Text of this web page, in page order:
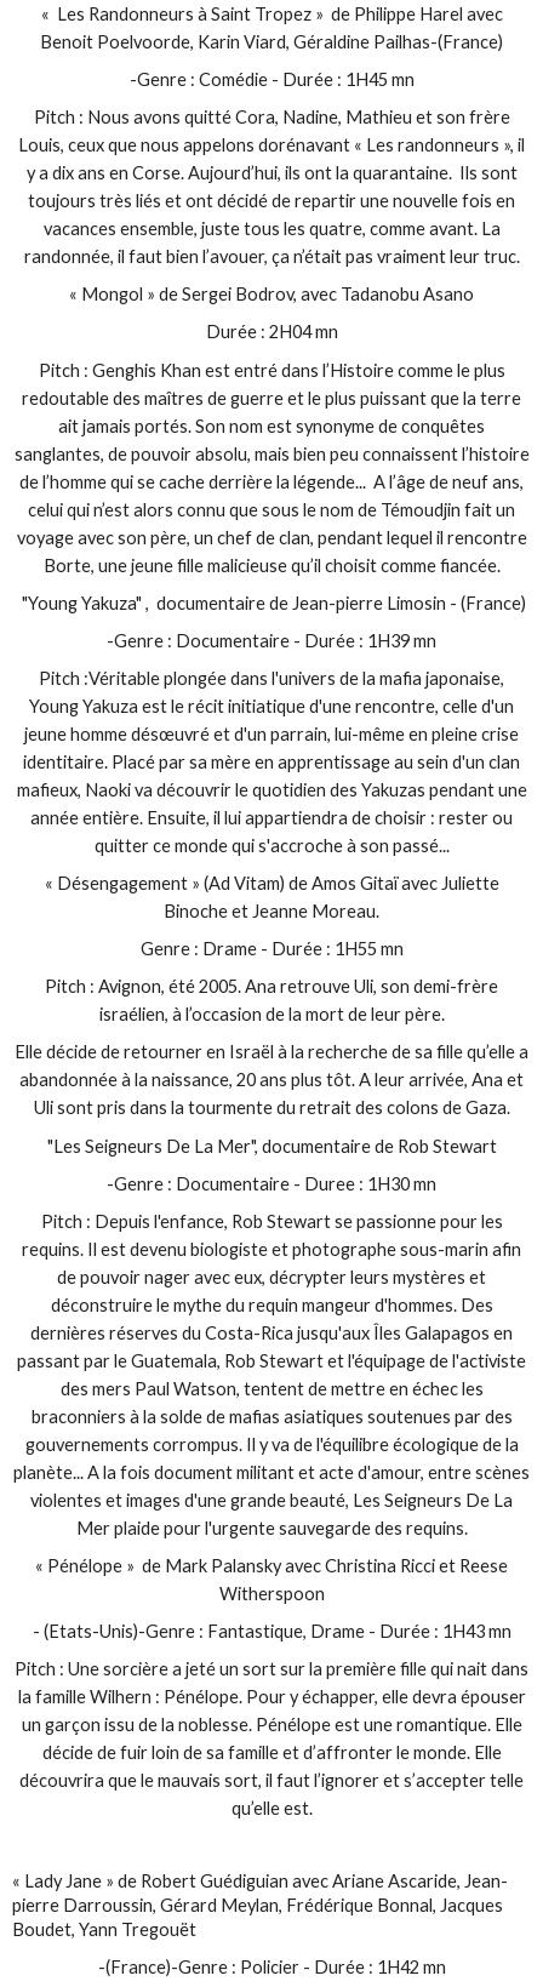
« Les Randonneurs à Saint Tropez » de Philippe Harel avec
Benoit Poelvoorde, Karin Viard, Géraldine Pailhas-(France)
-Genre : Comédie - Durée : 1H45 mn
Pitch : Nous avons quitté Cora, Nadine, Mathieu et son frère
Louis, ceux que nous appelons dorénavant « Les randonneurs », il
y a dix ans en Corse. Aujourd’hui, ils ont la quarantaine. Ils sont
toujours très liés et ont décidé de repartir une nouvelle fois en
vacances ensemble, juste tous les quatre, comme avant. La
randonnée, il faut bien l’avouer, ça n’était pas vraiment leur truc.
« Mongol » de Sergei Bodrov, avec Tadanobu Asano
Durée : 2H04 mn
Pitch : Genghis Khan est entré dans l’Histoire comme le plus
redoutable des maîtres de guerre et le plus puissant que la terre
ait jamais portés. Son nom est synonyme de conquêtes
sanglantes, de pouvoir absolu, mais bien peu connaissent l’histoire
de l’homme qui se cache derrière la légende... A l’âge de neuf ans,
celui qui n’est alors connu que sous le nom de Témoudjin fait un
voyage avec son père, un chef de clan, pendant lequel il rencontre
Borte, une jeune fille malicieuse qu’il choisit comme fiancée.
"Young Yakuza" , documentaire de Jean-pierre Limosin - (France)
-Genre : Documentaire - Durée : 1H39 mn
Pitch :Véritable plongée dans l'univers de la mafia japonaise,
Young Yakuza est le récit initiatique d'une rencontre, celle d'un
jeune homme désœuvré et d'un parrain, lui-même en pleine crise
identitaire. Placé par sa mère en apprentissage au sein d'un clan
mafieux, Naoki va découvrir le quotidien des Yakuzas pendant une
année entière. Ensuite, il lui appartiendra de choisir : rester ou
quitter ce monde qui s'accroche à son passé...
« Désengagement » (Ad Vitam) de Amos Gitaï avec Juliette
Binoche et Jeanne Moreau.
Genre : Drame - Durée : 1H55 mn
Pitch : Avignon, été 2005. Ana retrouve Uli, son demi-frère
israélien, à l’occasion de la mort de leur père.
Elle décide de retourner en Israël à la recherche de sa fille qu’elle a
abandonnée à la naissance, 20 ans plus tôt. A leur arrivée, Ana et
Uli sont pris dans la tourmente du retrait des colons de Gaza.
"Les Seigneurs De La Mer", documentaire de Rob Stewart
-Genre : Documentaire - Duree : 1H30 mn
Pitch : Depuis l'enfance, Rob Stewart se passionne pour les
requins. Il est devenu biologiste et photographe sous-marin afin
de pouvoir nager avec eux, décrypter leurs mystères et
déconstruire le mythe du requin mangeur d'hommes. Des
dernières réserves du Costa-Rica jusqu'aux Îles Galapagos en
passant par le Guatemala, Rob Stewart et l'équipage de l'activiste
des mers Paul Watson, tentent de mettre en échec les
braconniers à la solde de mafias asiatiques soutenues par des
gouvernements corrompus. Il y va de l'équilibre écologique de la
planète... A la fois document militant et acte d'amour, entre scènes
violentes et images d'une grande beauté, Les Seigneurs De La
Mer plaide pour l'urgente sauvegarde des requins.
« Pénélope » de Mark Palansky avec Christina Ricci et Reese
Witherspoon
- (Etats-Unis)-Genre : Fantastique, Drame - Durée : 1H43 mn
Pitch : Une sorcière a jeté un sort sur la première fille qui nait dans
la famille Wilhern : Pénélope. Pour y échapper, elle devra épouser
un garçon issu de la noblesse. Pénélope est une romantique. Elle
décide de fuir loin de sa famille et d’affronter le monde. Elle
découvrira que le mauvais sort, il faut l’ignorer et s’accepter telle
qu’elle est.
« Lady Jane » de Robert Guédiguian avec Ariane Ascaride, Jean-
pierre Darroussin, Gérard Meylan, Frédérique Bonnal, Jacques
Boudet, Yann Tregouët
-(France)-Genre : Policier - Durée : 1H42 mn